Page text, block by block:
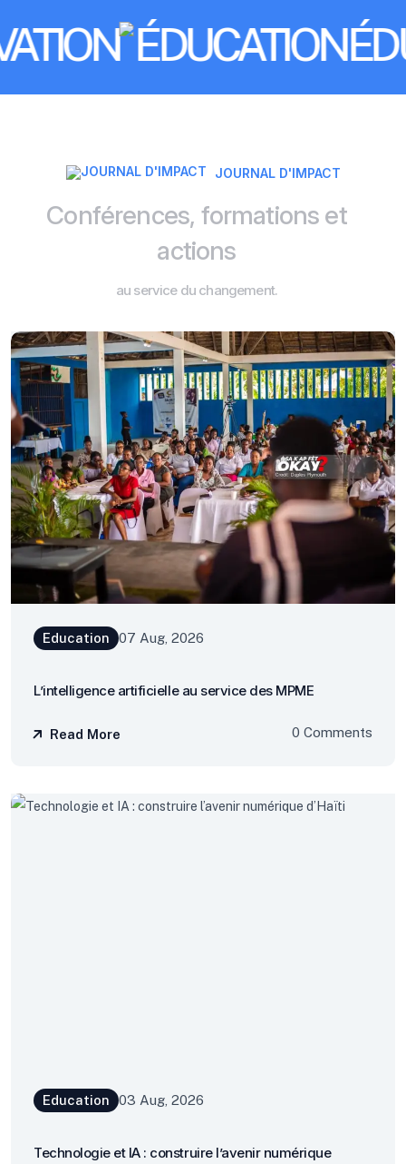
JOURNAL D'IMPACT
Conférences, formations et
actions
au service du changement.
Education 07 Aug, 2026
L’intelligence artificielle au service des MPME
Read More 0 Comments
Education 03 Aug, 2026
Technologie et IA : construire l’avenir numérique